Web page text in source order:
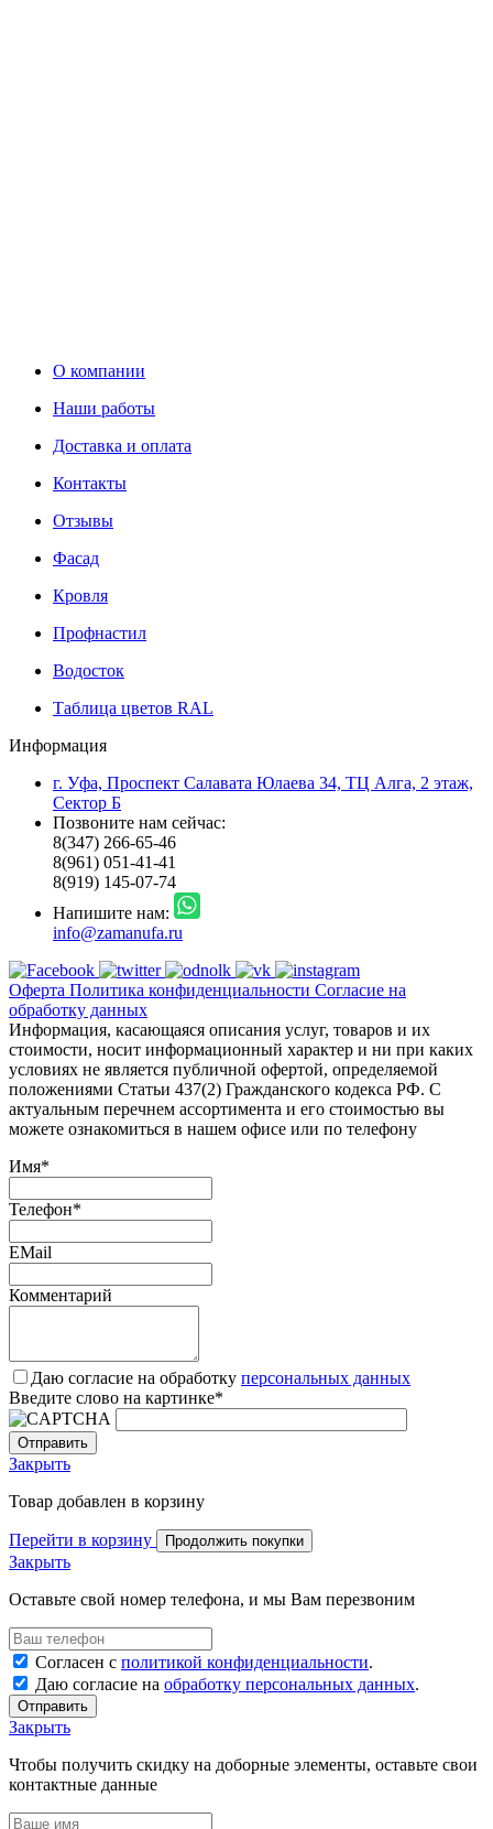
О компании
Наши работы
Доставка и оплата
Контакты
Отзывы
Фасад
Кровля
Профнастил
Водосток
Таблица цветов RAL
Информация
г. Уфа, Проспект Салавата Юлаева 34, ТЦ Алга, 2 этаж,
Сектор Б
Позвоните нам сейчас:
8(347) 266-65-46
8(961) 051-41-41
8(919) 145-07-74
Напишите нам:
info@zamanufa.ru
Оферта Политика конфиденциальности Согласие на
обработку данных
Информация, касающаяся описания услуг, товаров и их
стоимости, носит информационный характер и ни при каких
условиях не является публичной офертой, определяемой
положениями Статьи 437(2) Гражданского кодекса РФ. С
актуальным перечнем ассортимента и его стоимостью вы
можете ознакомиться в нашем офисе или по телефону
Имя*
Телефон*
EMail
Комментарий
Даю согласие на обработку персональных данных
Введите слово на картинке*
Закрыть
Товар добавлен в корзину
Перейти в корзину Продолжить покупки
Закрыть
Оставьте свой номер телефона, и мы Вам перезвоним
Согласен с политикой конфиденциальности.
Даю согласие на обработку персональных данных.
Отправить
Закрыть
Чтобы получить скидку на доборные элементы, оставьте свои
контактные данные